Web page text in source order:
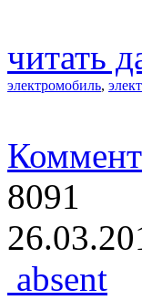
читать
электромобиль,
8091
absent